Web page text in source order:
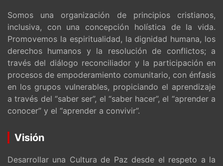
Somos una organización de principios cristianos,
inclusiva, con una concepción holística de la vida.
Promovemos la espiritualidad, la dignidad humana, los
derechos humanos y la resolución de conflictos; a
través del diálogo reconciliador y la participación en
procesos de empoderamiento comunitario, con énfasis
en los grupos vulnerables, propiciando el aprendizaje
a través del “saber ser”, el “saber hacer”, el “aprender a
conocer” y el “aprender a convivir”.
Visión
Desarrollar una Cultura de Paz desde el respeto a la